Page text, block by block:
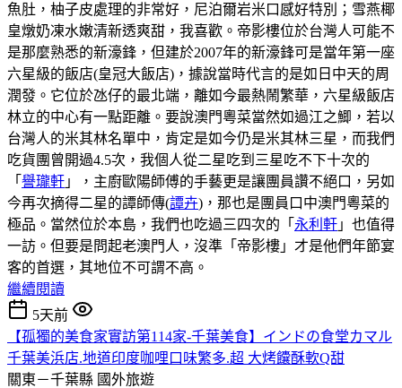
魚肚，柚子皮處理的非常好，尼泊爾岩米口感好特別；雪燕椰
皇燉奶凍水嫩清新透爽甜，我喜歡。帝影樓位於台灣人可能不
是那麼熟悉的新濠鋒，但建於2007年的新濠鋒可是當年第一座
六星級的飯店(皇冠大飯店)，據說當時代言的是如日中天的周
潤發。它位於氹仔的最北端，離如今最熱鬧繁華，六星級飯店
林立的中心有一點距離。要說澳門粵菜當然如過江之鯽，若以
台灣人的米其林名單中，肯定是如今仍是米其林三星，而我們
吃貨團曾開過4.5次，我個人從二星吃到三星吃不下十次的
「 譽瓏軒 」，主廚歐陽師傅的手藝更是讓團員讚不絕口，另如
今再次摘得二星的譚師傳(譚卉)，那也是團員口中澳門粵菜的
極品。當然位於本島，我們也吃過三四次的「 永利軒 」也值得
一訪。但要是問起老澳門人，沒準「帝影樓」才是他們年節宴
客的首選，其地位不可謂不高。
繼續閱讀
5天前
【孤獨的美食家實訪第114家-千葉美食】インドの食堂カマル
千葉美浜店.地道印度咖哩口味繁多.超 大烤饢酥軟Q甜
關東－千葉縣 國外旅遊